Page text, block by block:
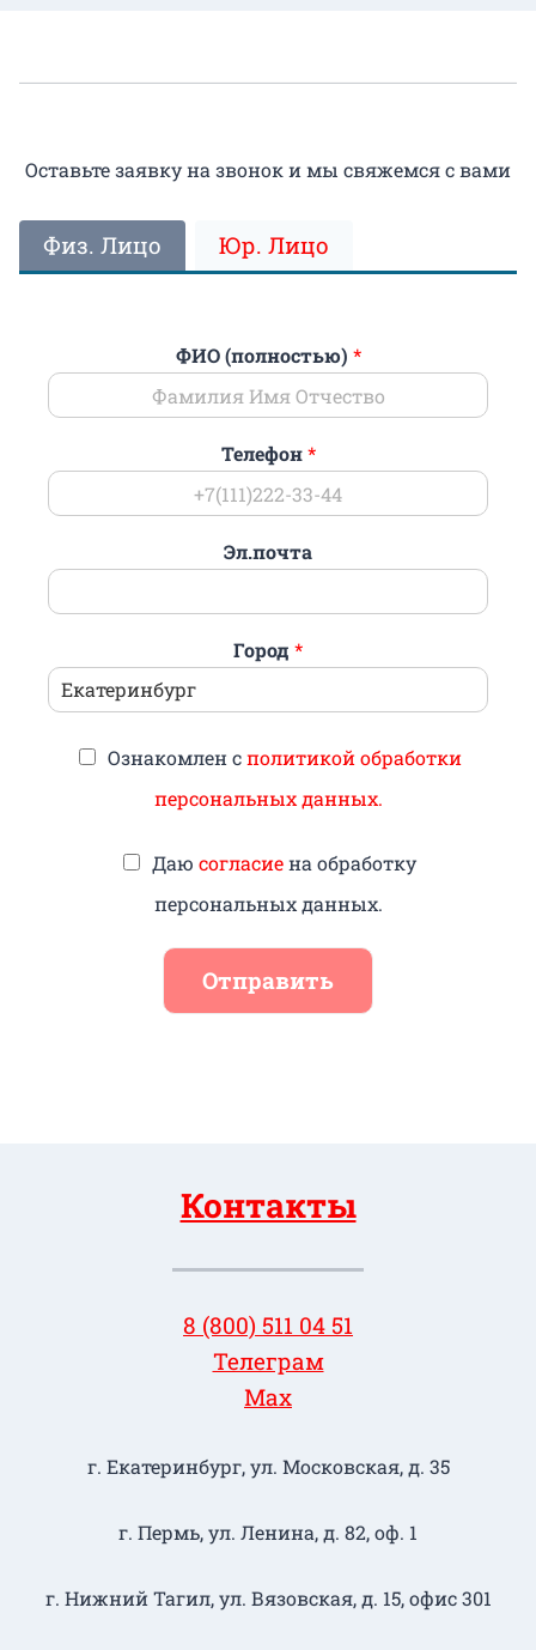
Оставьте заявку на звонок и мы свяжемся с вами
Физ. Лицо Юр. Лицо
ФИО (полностью) *
Телефон*
Эл.почта
Город *
Ознакомлен сполитикой обработки
персональных данных.
Даю согласиена обработку
персональных данных.
Отправить
Контакты
8 (800) 511 04 51
Телеграм
Max
г. Екатеринбург, ул. Московская, д. 35
г. Пермь, ул. Ленина, д. 82, оф. 1
г. Нижний Тагил​, ул. Вязовская, д. 15, офис 301